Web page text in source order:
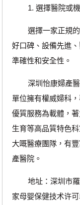
1. 選擇醫院或
選擇一家正規的
好口碑、設備先進
準確性和安全性。
深圳怡康婦產醫
單位擁有權威婦科
優質服務為載體，
生育等高品質特色
大嘅醫療團隊，有
產醫院。
地址：深圳市羅
家母婴保健技术许